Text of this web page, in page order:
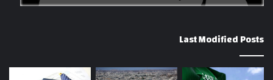
Last Modified Posts